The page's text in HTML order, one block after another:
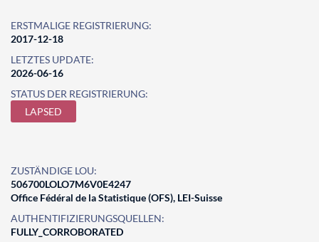
ERSTMALIGE REGISTRIERUNG:
2017-12-18
LETZTES UPDATE:
2026-06-16
STATUS DER REGISTRIERUNG:
LAPSED
ZUSTÄNDIGE LOU:
506700LOLO7M6V0E4247
Office Fédéral de la Statistique (OFS), LEI-Suisse
AUTHENTIFIZIERUNGSQUELLEN:
FULLY_CORROBORATED